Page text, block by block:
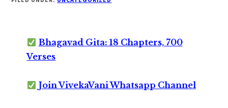
Bhagavad Gita: 18 Chapters, 700
Verses
Join VivekaVani Whatsapp Channel